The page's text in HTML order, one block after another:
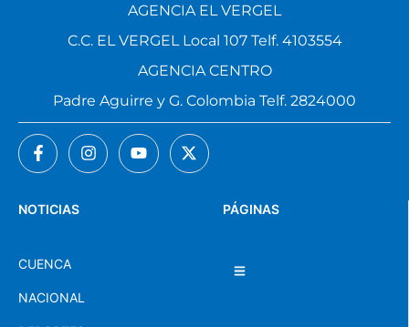
PÁGINAS
NOTICIAS
CUENCA
NACIONAL
AGENCIA EL VERGEL
C.C. EL VERGEL Local 107 Telf. 4103554
AGENCIA CENTRO
Padre Aguirre y G. Colombia Telf. 2824000